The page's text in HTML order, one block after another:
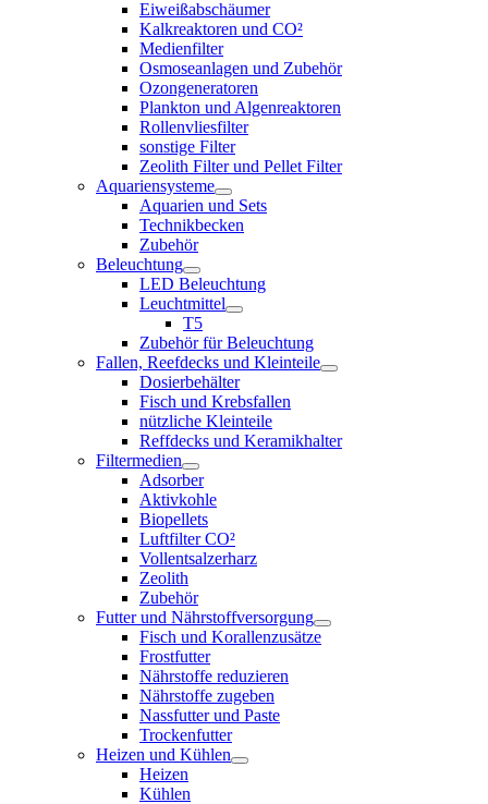
Eiweißabschäumer
Kalkreaktoren und CO²
Medienfilter
Osmoseanlagen und Zubehör
Ozongeneratoren
Plankton und Algenreaktoren
Rollenvliesfilter
sonstige Filter
Zeolith Filter und Pellet Filter
Aquariensysteme
Aquarien und Sets
Technikbecken
Zubehör
Beleuchtung
LED Beleuchtung
Leuchtmittel
T5
Zubehör für Beleuchtung
Fallen, Reefdecks und Kleinteile
Dosierbehälter
Fisch und Krebsfallen
nützliche Kleinteile
Reffdecks und Keramikhalter
Filtermedien
Adsorber
Aktivkohle
Biopellets
Luftfilter CO²
Vollentsalzerharz
Zeolith
Zubehör
Futter und Nährstoffversorgung
Fisch und Korallenzusätze
Frostfutter
Nährstoffe reduzieren
Nährstoffe zugeben
Nassfutter und Paste
Trockenfutter
Heizen und Kühlen
Heizen
Kühlen